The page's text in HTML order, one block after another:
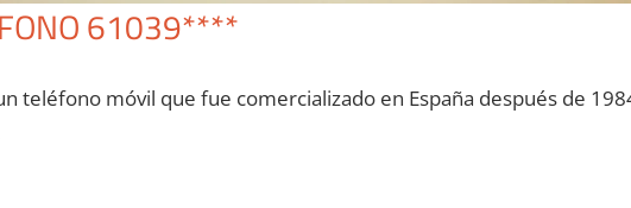
61039****
teléfono móvil quе fue comercializado en España después dе